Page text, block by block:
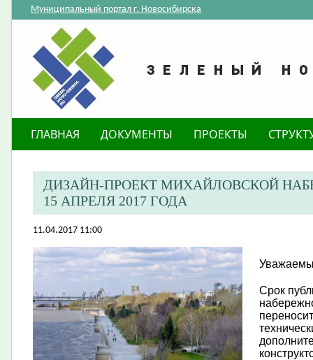
Муниципальный портал г. Новосибирска
ГЛАВНАЯ ДОКУМЕНТЫ ПРОЕКТЫ
ДИЗАЙН-ПРОЕКТ МИХАЙЛОВСКОЙ
15 АПРЕЛЯ 2017 ГОДА
11.04.2017 11:00
Срок